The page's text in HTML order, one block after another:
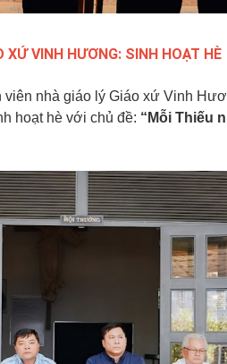
XỨ VINH HƯƠNG: SINH HOẠT HÈ
nhà giáo lý Giáo xứ Vinh
hoạt hè với chủ đề: “Mỗi Thiếu